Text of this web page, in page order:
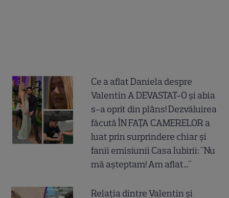
Ce a aflat Daniela despre
Valentin A DEVASTAT-O și abia
s-a oprit din plâns! Dezvăluirea
făcută ÎN FAȚA CAMERELOR a
luat prin surprindere chiar și
fanii emisiunii Casa Iubirii: "Nu
mă așteptam! Am aflat..."
Relația dintre Valentin și